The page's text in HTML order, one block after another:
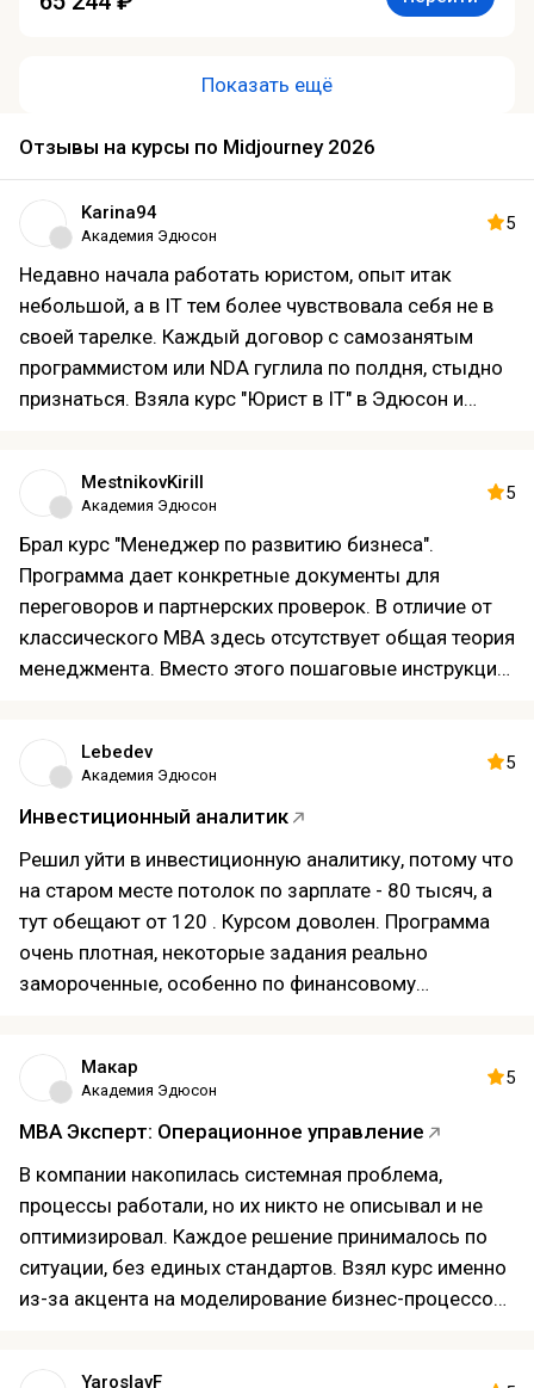
Показать ещё
Отзывы на курсы по Midjourney 2026
Karina94
Академия Эдюсон
5
Недавно начала работать юристом, опыт итак
небольшой, а в IT тем более чувствовала себя не в
своей тарелке. Каждый договор с самозанятым
программистом или NDA гуглила по полдня, стыдно
признаться. Взяла курс "Юрист в IT" в Эдюсон и
Просто потому что показали кейсы из реальной
практики, вся информация актуальна на
сегоднящний день. Пока не могу сказать, что стала
супер-экспертом, но страх пропал. Дальше
посмотрим, но уже кажется, что прохожу не зря.
MestnikovKirill
Академия Эдюсон
5
Брал курс "Менеджер по развитию бизнеса".
Программа дает конкретные документы для
переговоров и партнерских проверок. В отличие от
классического MBA здесь отсутствует общая теория
менеджмента. Вместо этого пошаговые инструкции
с симуляцией ответов "тяжелого" оптовика из
ритейла отрабатывает работу с возражениями на
основе данных - супер! Вообще доволен, хорошая
обучалка
Lebedev
Академия Эдюсон
5
Инвестиционный аналитик
Решил уйти в инвестиционную аналитику, потому что
на старом месте потолок по зарплате - 80 тысяч, а
тут обещают от 120 . Курсом доволен. Программа
очень плотная, некоторые задания реально
замороченные, особенно по финансовому
Преподаватели из Московской биржи и Ростеха,
крутые эксперты . В целом мощный курс, хотя
пришлось изрядно напрячься.
Макар
Академия Эдюсон
5
MBA Эксперт: Операционное управление
В компании накопилась системная проблема,
процессы работали, но их никто не описывал и не
оптимизировал. Каждое решение принималось по
ситуации, без единых стандартов. Взял курс именно
из-за акцента на моделирование бизнес-процессов
YaroslavF